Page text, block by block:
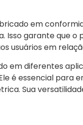
em
Isso garante que
usuários em
em diferentes
é essencial para
Sua